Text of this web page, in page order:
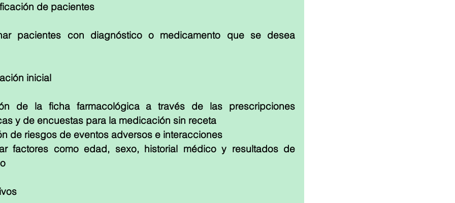
de pacientes
pacientes con diagnóstico o medicamento que se desea
inicial
de la ficha farmacológica a través de las prescripciones
y de encuestas para la medicación sin receta
de riesgos de eventos adversos e interacciones
factores como edad, sexo, historial médico y resultados de